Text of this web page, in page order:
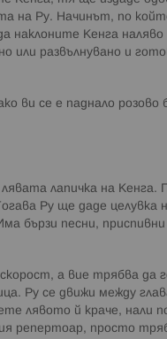
на Ру. Начинът, по
Кенга наляво
или развълнувано и
ви се е паднало розово
лапичка на Кенга.
Ру ще даде целувка
бързи песни, приспивни
а вие трябва да
Ру се движи между
лявото й краче, нали
репертоар, просто